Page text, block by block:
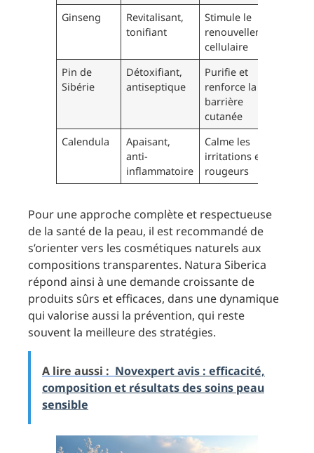
Ginseng
Revitalisant,
tonifiant
Stimule le
renouvellement
cellulaire
Pin de
Sibérie
Détoxifiant,
antiseptique
Purifie et
renforce la
barrière
cutanée
Calendula
Apaisant,
anti-
inflammatoire
Calme les
irritations et
rougeurs
Pour une approche complète et respectueuse
de la santé de la peau, il est recommandé de
s’orienter vers les cosmétiques naturels aux
compositions transparentes. Natura Siberica
répond ainsi à une demande croissante de
produits sûrs et efficaces, dans une dynamique
qui valorise aussi la prévention, qui reste
souvent la meilleure des stratégies.
A lire aussi : Novexpert avis : efficacité,
composition et résultats des soins peau
sensible